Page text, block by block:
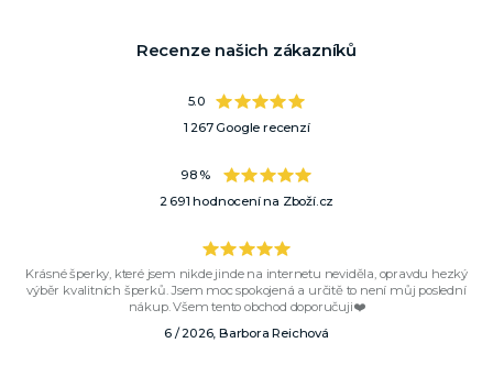
Recenze našich zákazníků
5.0
1 267 Google recenzí
98 %
2 691 hodnocení na Zboží.cz
Krásné šperky, které jsem nikde jinde na internetu neviděla, opravdu hezký
výběr kvalitních šperků. Jsem moc spokojená a určitě to není můj poslední
nákup. Všem tento obchod doporučuji❤️
6 / 2026, Barbora Reichová